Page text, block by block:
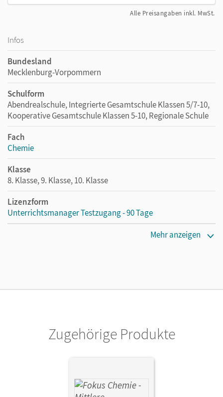
Alle Preisangaben inkl. MwSt.
Infos
Bundesland
Mecklenburg-Vorpommern
Schulform
Abendrealschule, Integrierte Gesamtschule Klassen 5/7-10,
Kooperative Gesamtschule Klassen 5-10, Regionale Schule
Fach
Chemie
Klasse
8. Klasse, 9. Klasse, 10. Klasse
Lizenzform
Unterrichtsmanager Testzugang - 90 Tage
Unterrichtsmanager 90 Tage lang zu testen.
Mehr anzeigen
Zugehörige Produkte